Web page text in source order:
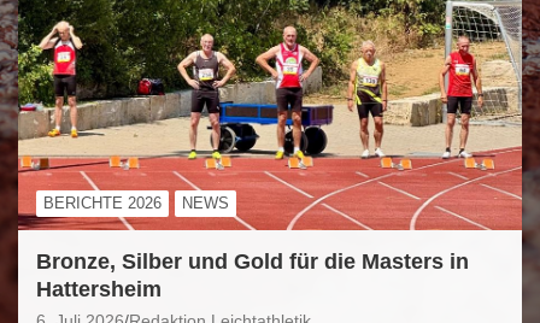
BERICHTE 2026 NEWS
Bronze, Silber und Gold für die Masters in
Hattersheim